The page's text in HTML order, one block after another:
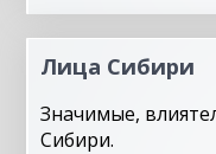
Лица Сибири
Значимые,
Сибири.